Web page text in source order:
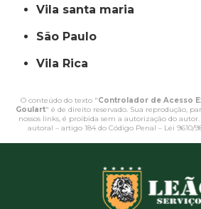
vila santa maria
São Paulo
Vila Rica
O conteúdo do texto "Controlador de Acesso
Goulart" é de direito reservado. Sua reprodução,
nossos links, é proibida sem a autorização do
autoral – artigo 184 do Código Penal – Lei 9610/